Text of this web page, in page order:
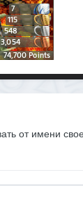
от имени